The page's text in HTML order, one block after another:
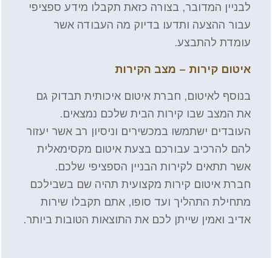
לבניין המדובר, בצורה כזאת תקבלו מידע ספציפי
עבור ההצעה ותדעו בדיוק מה העבודה אשר
עומדת להתבצע.
איטום קירות – מצב הקירות
בנוסף לאיטום, חברת איטום איכותית תבדוק גם
את המצב שבו קירות הבית שלכם נמצאים.
העובדים ישתמשו במכשירים וניסיון רב אשר יעזור
להם להרכיב עבורכם בצעת איטום מקסימאלית
אשר תתאים לקירות הבניין הספציפי שלכם.
חברת איטום קירות מקצועית תהיה שם בשבילכם
מתחילת התהליך ועד סופו, אתם תקבלו שירות
אדיב ואמין שייתן לכם את התוצאות הטובות ביותר.